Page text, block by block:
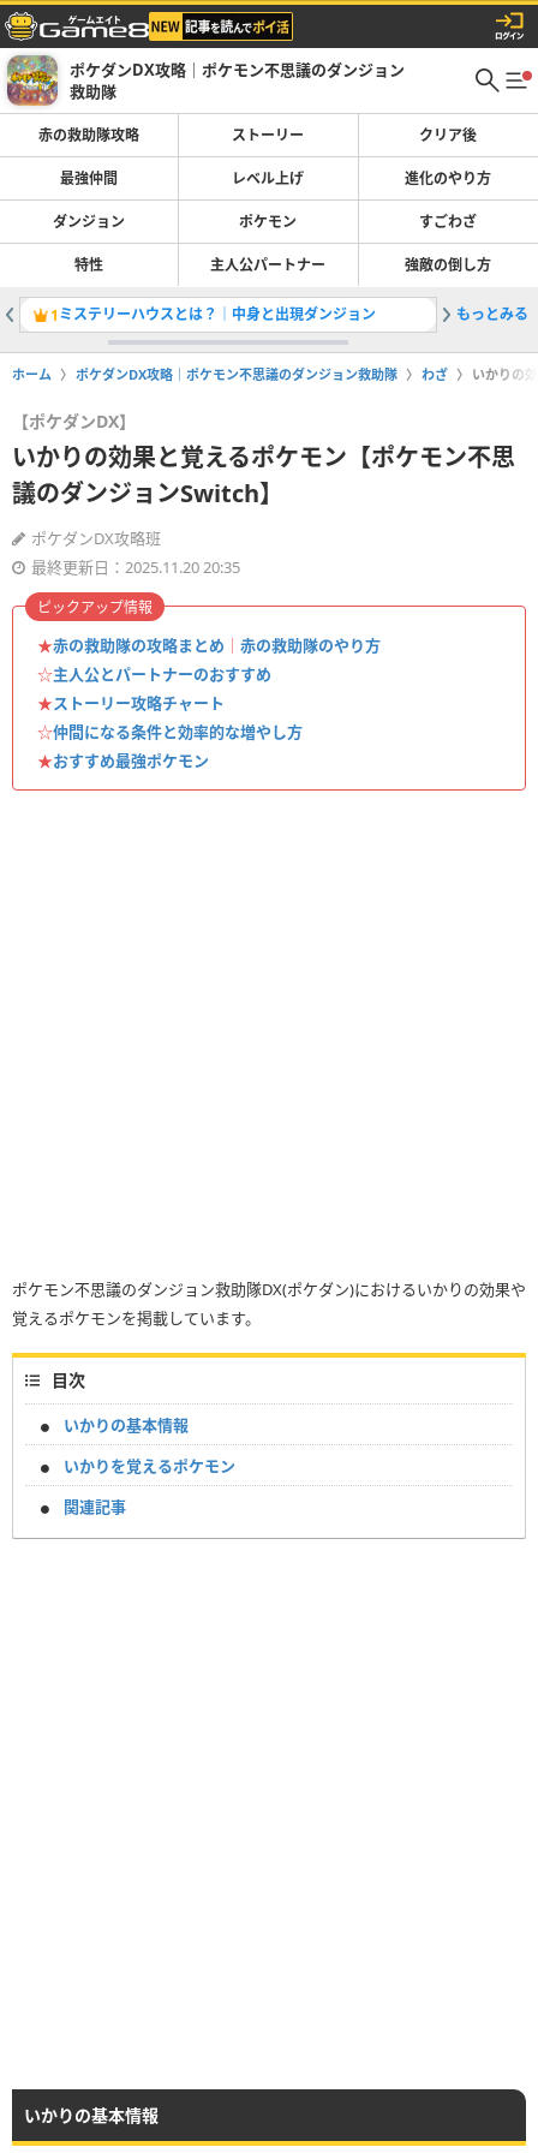
ポケダンDX攻略｜ポケモン不思議のダンジョン
救助隊
赤の救助隊攻略 ストーリー クリア後
最強仲間 レベル上げ 進化のやり方
ダンジョン ポケモン すごわざ
特性 主人公パートナー 強敵の倒し方
1 ミステリーハウスとは？｜中身と出現ダンジョン 2赤の救
もっとみる
ホーム ポケダンDX攻略｜ポケモン不思議のダンジョン救助隊 わざ いかりの
【ポケダンDX】
いかりの効果と覚えるポケモン【ポケモン不思
議のダンジョンSwitch】
ポケダンDX攻略班
最終更新日：2025.11.20 20:35
★赤の救助隊の攻略まとめ ｜ 赤の救助隊のやり方
☆主人公とパートナーのおすすめ
★ストーリー攻略チャート
☆仲間になる条件と効率的な増やし方
★おすすめ最強ポケモン
ピックアップ情報
ポケモン不思議のダンジョン救助隊DX(ポケダン)におけるいかりの効果や
覚えるポケモンを掲載しています。
目次
いかりの基本情報
いかりを覚えるポケモン
関連記事
いかりの基本情報